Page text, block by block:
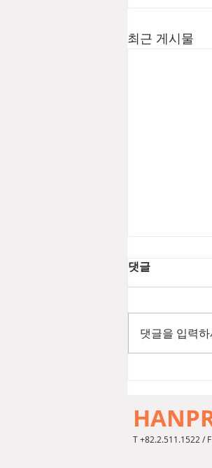
최근 게시물
댓글
댓글을 입력
T +82.2.511.1522 /